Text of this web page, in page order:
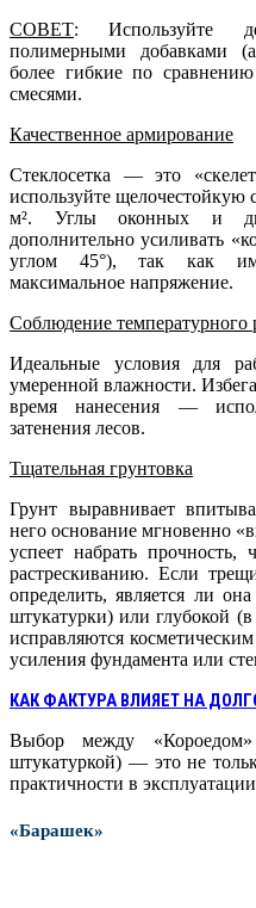
СОВЕТ: Используйте
полимерными добавками
более гибкие по
смесями.
Качественное армирование
Стеклосетка — это
используйте щелочестойкую
м². Углы оконных и
дополнительно усиливать
углом 45°), так как
максимальное напряжение.
Соблюдение температурного
Идеальные условия для
умеренной влажности.
время нанесения —
затенения лесов.
Тщательная грунтовка
Грунт выравнивает
него основание мгновенно
успеет набрать
растрескиванию. Если
определить, является ли
штукатурки) или глубокой
исправляются
усиления фундамента или
КАК ФАКТУРА ВЛИЯЕТ НА
Выбор между
штукатуркой) — это не
практичности в
«Барашек»